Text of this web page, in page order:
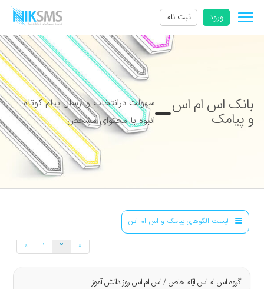
ورود ثبت نام
بانک اس ام اس
و پیامک
سهولت درانتخاب و ارسال پیام کوتاه
انبوه با محتوای مشخص
لیست الگوهای پیامک و اس ام اس
گروه اس ام اس ايّام خاص / اس ام اس روز دانش آموز
» 1 2 «